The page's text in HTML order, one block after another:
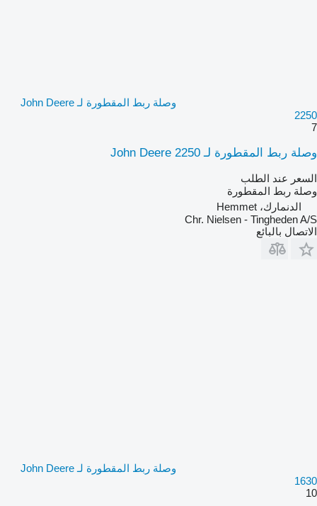
وصلة ربط المقطورة لـ John Deere
2250
7
وصلة ربط المقطورة لـ John Deere 2250
السعر عند الطلب
وصلة ربط المقطورة
الدنمارك، Hemmet
Chr. Nielsen - Tingheden A/S
الاتصال بالبائع
وصلة ربط المقطورة لـ John Deere
1630
10